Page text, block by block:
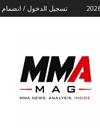
تسجيل الدخول / انضمام